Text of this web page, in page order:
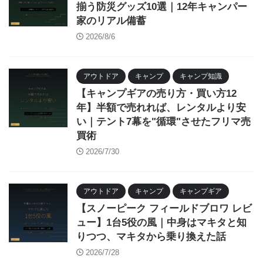
揃う防災グッズ10選｜12年キャンパー
家のリアル備蓄
2026/8/6
アウトドア キャンプ キャンプ知識
【キャンプギアの売り方・買い方12
年】半額で売れれば、レンタルより安
い｜テント7幕を"循環"させたフリマ売
買術
2026/7/30
アウトドア キャンプ キャンプギア
【スノーピーク フィールドブロワ レビ
ュー】1台5役の風｜中身はマキタと知
りつつ、マキタから乗り換えた話
2026/7/28